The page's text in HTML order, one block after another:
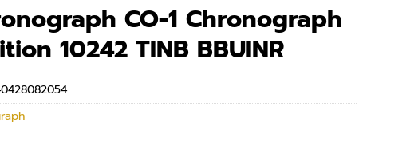
CO-1 Chronograph
10242 TINB BBUINR